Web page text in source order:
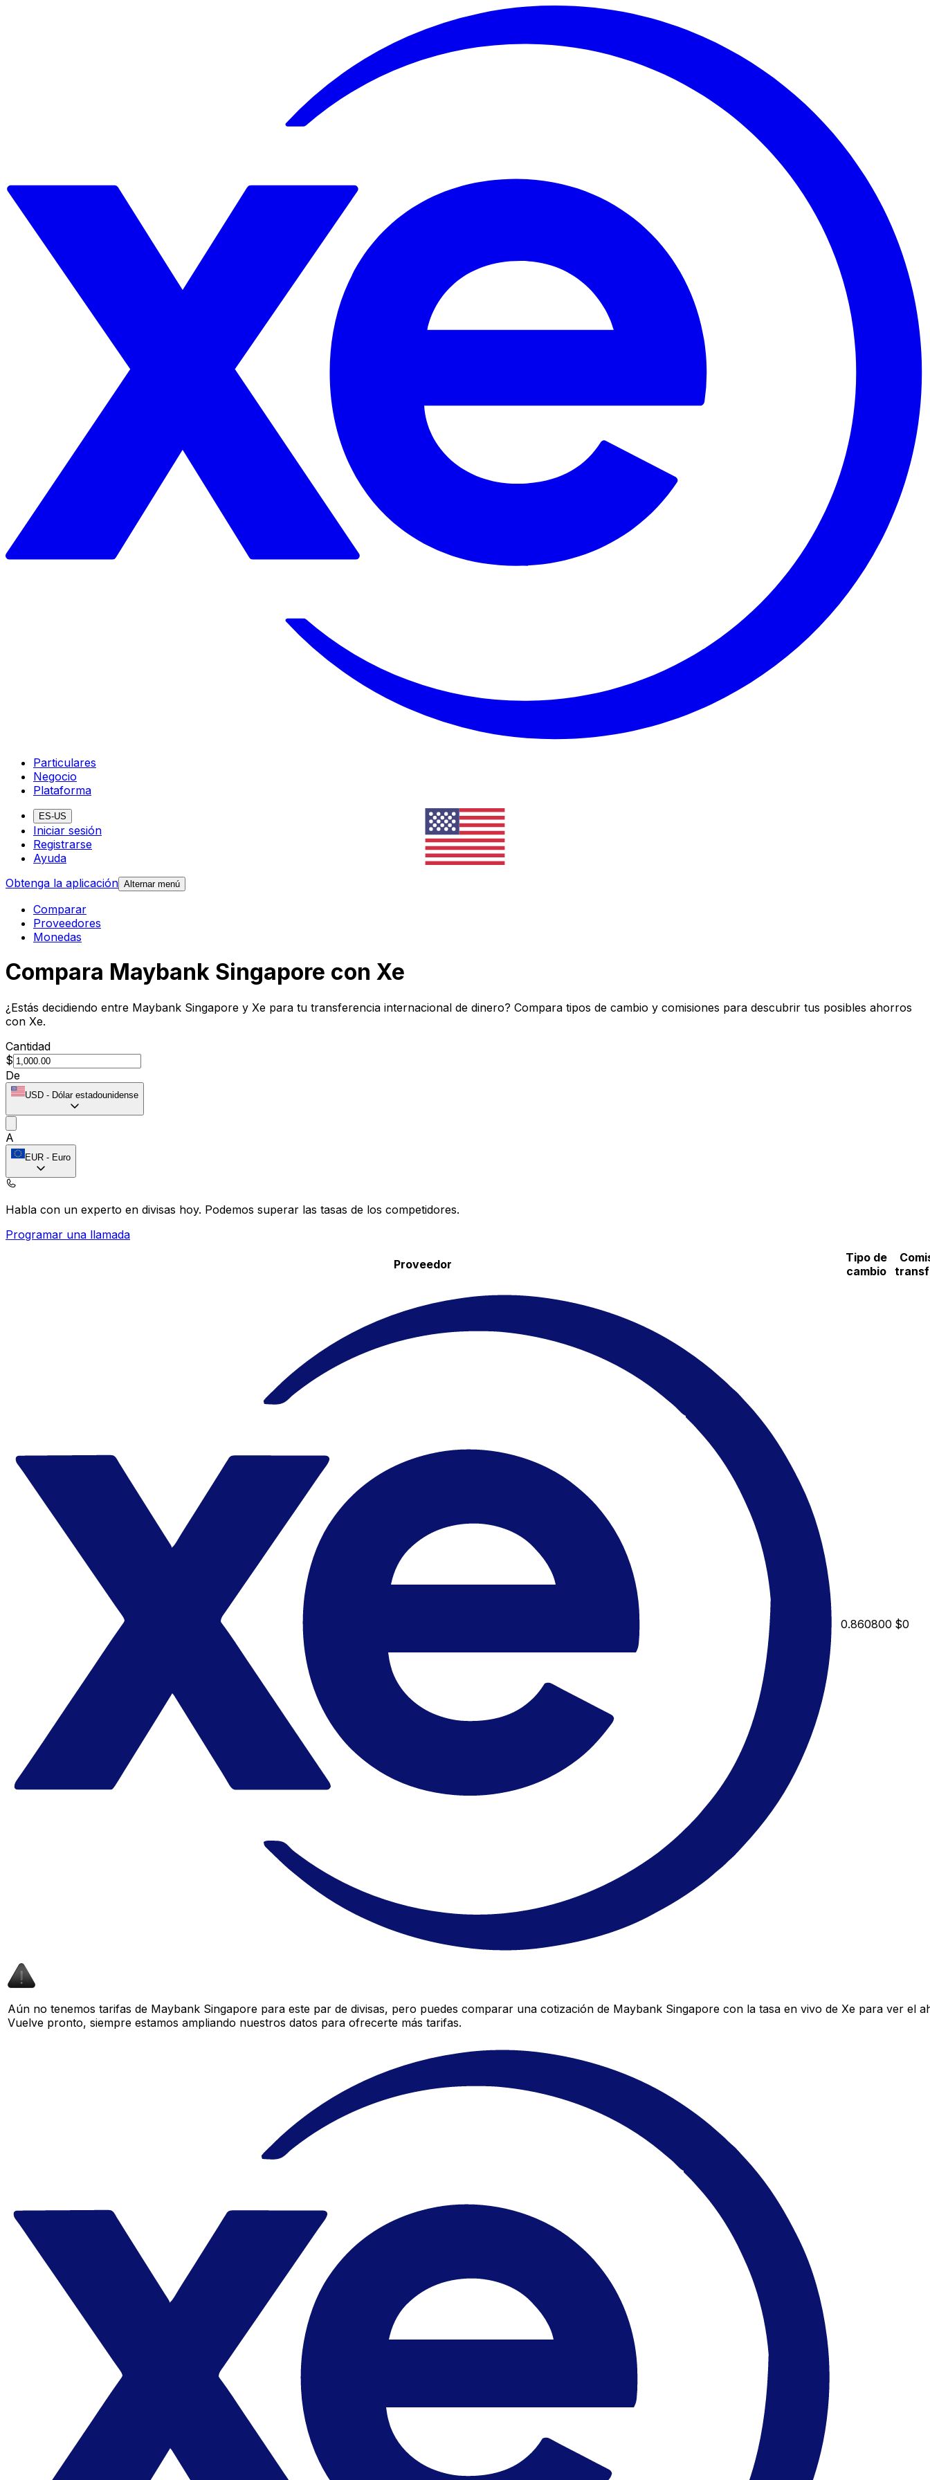
Particulares
Negocio
Plataforma
ES-US
Iniciar sesión
Registrarse
Ayuda
Obtenga la aplicación Alternar menú
Comparar
Proveedores
Monedas
Compara Maybank Singapore con Xe
¿Estás decidiendo entre Maybank Singapore y Xe para tu transferencia internacional de dinero? Compara tipos de cambio y comisiones para descubrir tus posibles ahorros
con Xe.
Cantidad
$
De
USD - Dólar estadounidense
A
EUR - Euro
Habla con un experto en divisas hoy. Podemos superar las tasas de los competidores.
Programar una llamada
Proveedor
Tipo de
cambio
0.860800 $0
Aún no tenemos tarifas de Maybank Singapore para este par de divisas, pero puedes comparar una cotización de Maybank Singapore con la tasa en vivo de Xe para ver el
Vuelve pronto, siempre estamos ampliando nuestros datos para ofrecerte más tarifas.